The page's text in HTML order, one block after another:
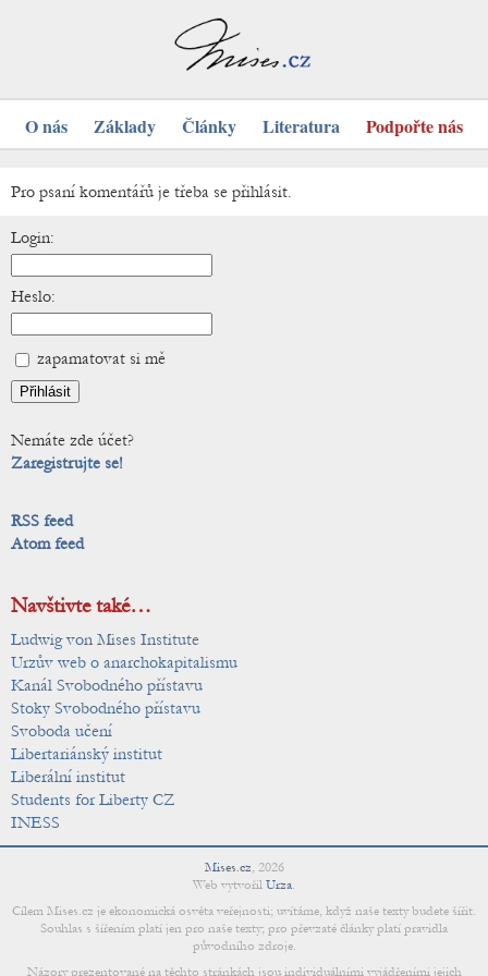
O nás Základy Články Literatura Podpořte nás
Pro psaní komentářů je třeba se přihlásit.
Login:
Heslo:
zapamatovat si mě
Nemáte zde účet?
Zaregistrujte se!
RSS feed
Atom feed
Navštivte také…
Ludwig von Mises Institute
Urzův web o anarchokapitalismu
Kanál Svobodného přístavu
Stoky Svobodného přístavu
Svoboda učení
Libertariánský institut
Liberální institut
Students for Liberty CZ
INESS
Mises.cz, 2026
Web vytvořil Urza.
Cílem Mises.cz je ekonomická osvěta veřejnosti; uvítáme, když naše texty budete šířit.
Souhlas s šířením platí jen pro naše texty; pro převzaté články platí pravidla
původního zdroje.
Názory prezentované na těchto stránkách jsou individuálními vyjádřeními jejich